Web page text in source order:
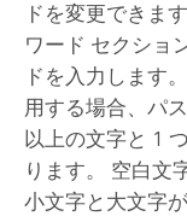
ドを変更できま
ワード セクショ
ドを入力します
用する場合、パ
以上の文字と 1
ります。 空白文
小文字と大文字